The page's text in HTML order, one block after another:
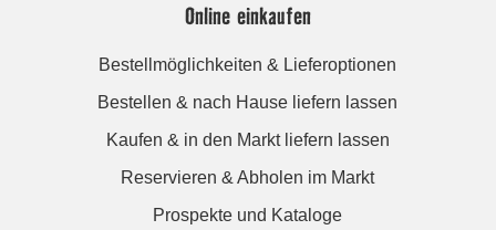
Online einkaufen
Bestellmöglichkeiten & Lieferoptionen
Bestellen & nach Hause liefern lassen
Kaufen & in den Markt liefern lassen
Reservieren & Abholen im Markt
Prospekte und Kataloge